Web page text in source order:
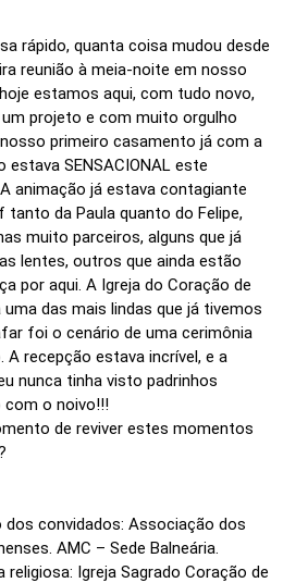
rápido, quanta coisa mudou desde
reunião à meia-noite em nosso
estamos aqui, com tudo novo,
projeto e com muito orgulho
primeiro casamento já com a
estava SENSACIONAL este
animação já estava contagiante
tanto da Paula quanto do Felipe,
muito parceiros, alguns que já
lentes, outros que ainda estão
por aqui. A Igreja do Coração de
das mais lindas que já tivemos
foi o cenário de uma cerimônia
recepção estava incrível, e a
nunca tinha visto padrinhos
com o noivo!!!
de reviver estes momentos
dos convidados: Associação dos
AMC – Sede Balneária.
religiosa: Igreja Sagrado Coração de